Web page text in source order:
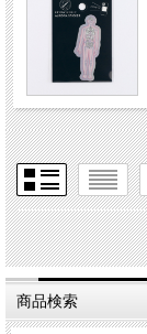
商品検索